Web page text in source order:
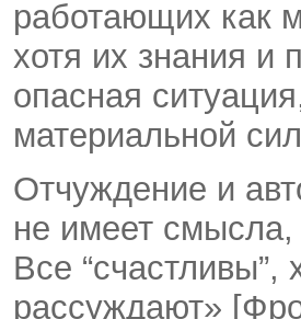
работающих как
хотя их знания и
опасная
материальной
Отчуждение и
не имеет смысла,
Все “счастливы”,
рассуждают»